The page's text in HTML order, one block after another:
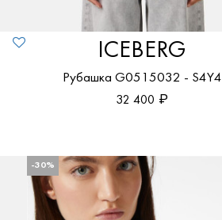
ICEBERG
Рубашка G0515032 - S4Y4
32 400
-30%